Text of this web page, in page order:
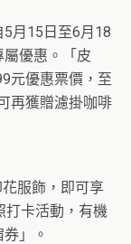
月15日至6月18
屬優惠。「皮
元優惠票價，至
再獲贈濾掛咖啡
服飾，即可享
打卡活動，有機
」。